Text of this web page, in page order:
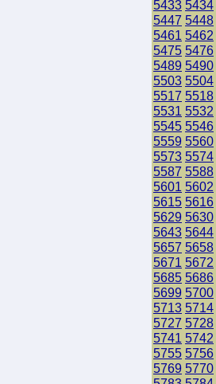
5433 5434
5447 5448
5461 5462
5475 5476
5489 5490
5503 5504
5517 5518
5531 5532
5545 5546
5559 5560
5573 5574
5587 5588
5601 5602
5615 5616
5629 5630
5643 5644
5657 5658
5671 5672
5685 5686
5699 5700
5713 5714
5727 5728
5741 5742
5755 5756
5769 5770